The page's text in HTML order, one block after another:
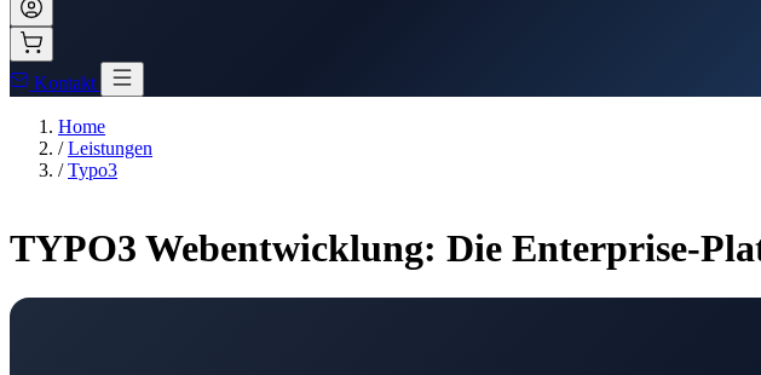
Kontakt
Home
/ Leistungen
/ Typo3
TYPO3 Webentwicklung: Die Enterprise-